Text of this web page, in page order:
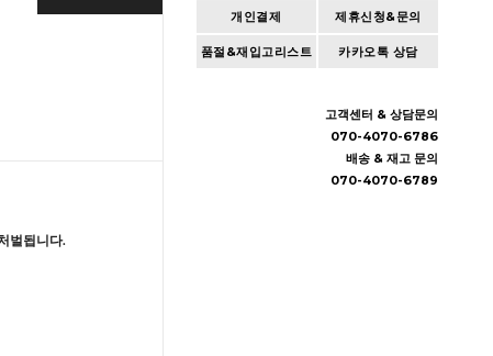
개인결제 제휴신청&문의
품절&재입고리스트 카카오톡 상담
고객센터 & 상담문의
070-4070-6786
배송 & 재고 문의
070-4070-6789
Cart Wishlist
벌됩니다.